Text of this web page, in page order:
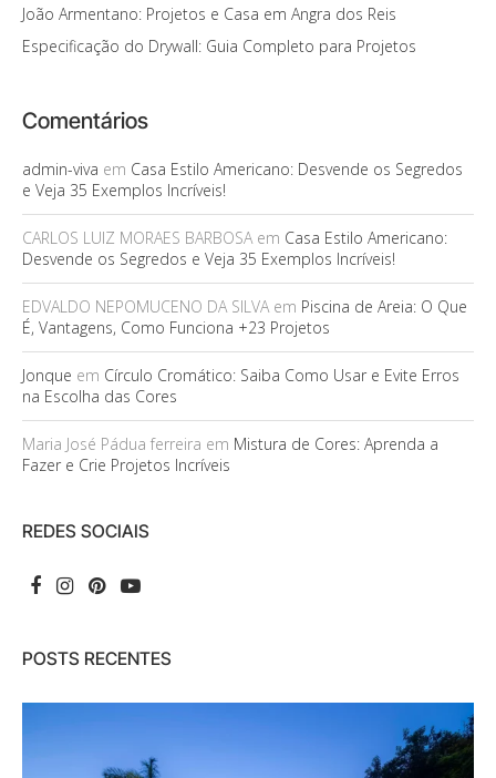
João Armentano: Projetos e Casa em Angra dos Reis
Especificação do Drywall: Guia Completo para Projetos
Comentários
admin-viva em Casa Estilo Americano: Desvende os Segredos
e Veja 35 Exemplos Incríveis!
CARLOS LUIZ MORAES BARBOSAem Casa Estilo Americano:
Desvende os Segredos e Veja 35 Exemplos Incríveis!
EDVALDO NEPOMUCENO DA SILVAem Piscina de Areia: O Que
É, Vantagens, Como Funciona +23 Projetos
Jonque em Círculo Cromático: Saiba Como Usar e Evite Erros
na Escolha das Cores
Maria José Pádua ferreira em Mistura de Cores: Aprenda a
Fazer e Crie Projetos Incríveis
REDES SOCIAIS
POSTS RECENTES